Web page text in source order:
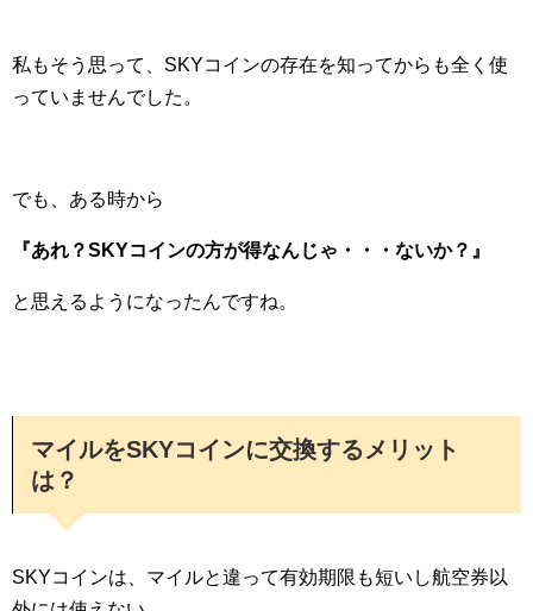
私もそう思って、SKYコインの存在を知ってからも全く使
っていませんでした。
でも、ある時から
『あれ？SKYコインの方が得なんじゃ・・・ないか？』
と思えるようになったんですね。
マイルをSKYコインに交換するメリット
は？
SKYコインは、マイルと違って有効期限も短いし航空券以